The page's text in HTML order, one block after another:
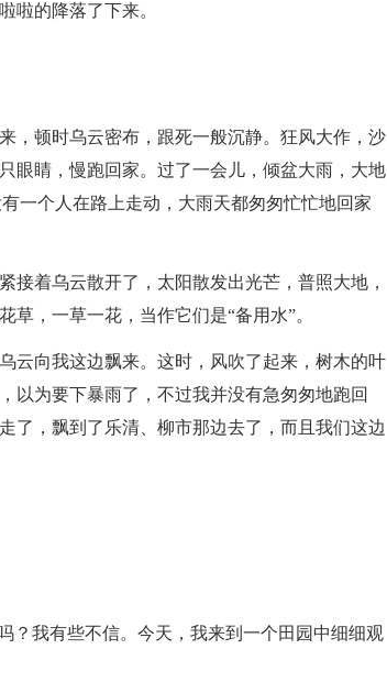
的降落了下来。
顿时乌云密布，跟死一般沉静。狂风大作，沙
眼睛，慢跑回家。过了一会儿，倾盆大雨，大地
一个人在路上走动，大雨天都匆匆忙忙地回家
着乌云散开了，太阳散发出光芒，普照大地，
，一草一花，当作它们是“备用水”。
向我这边飘来。这时，风吹了起来，树木的叶
以为要下暴雨了，不过我并没有急匆匆地跑回
了，飘到了乐清、柳市那边去了，而且我们这边
我有些不信。今天，我来到一个田园中细细观